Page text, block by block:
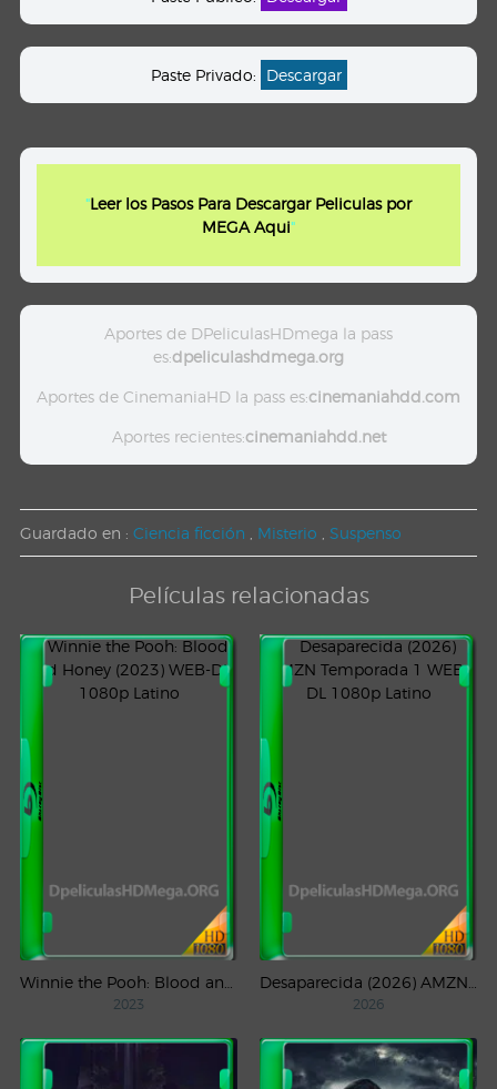
Paste Privado: Descargar
"Leer los Pasos Para Descargar Peliculas por
MEGA Aqui"
Aportes de DPeliculasHDmega la pass
es:dpeliculashdmega.org
Aportes de CinemaniaHD la pass es:cinemaniahdd.com
Aportes recientes:cinemaniahdd.net
Guardado en : Ciencia ficción Misterio Suspenso
Películas relacionadas
2023 2026